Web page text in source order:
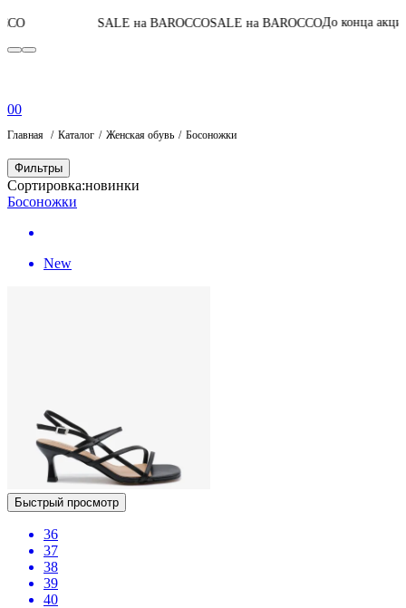
SALE на BAROCCOSALE на BAROCCOДо конца акции04:07:46:54
00
Главная Каталог Женская обувь Босоножки
Фильтры
Сортировка:новинки
Босоножки
New
Быстрый просмотр
36
37
38
39
40